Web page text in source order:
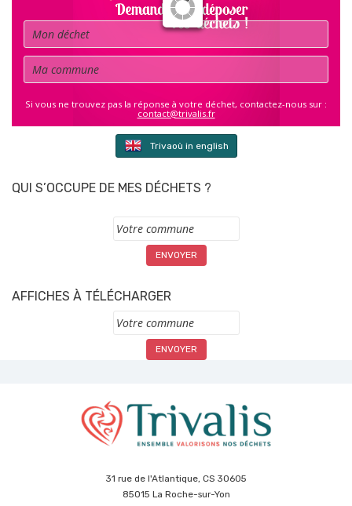
Déchet
Commune
Si vous ne trouvez pas la réponse à votre déchet, contactez-nous sur :
contact@trivalis.fr
Trivaoù in english
QUI S’OCCUPE DE MES DÉCHETS ?
Commune
AFFICHES À TÉLÉCHARGER
Commune
31 rue de l'Atlantique, CS 30605
85015 La Roche-sur-Yon